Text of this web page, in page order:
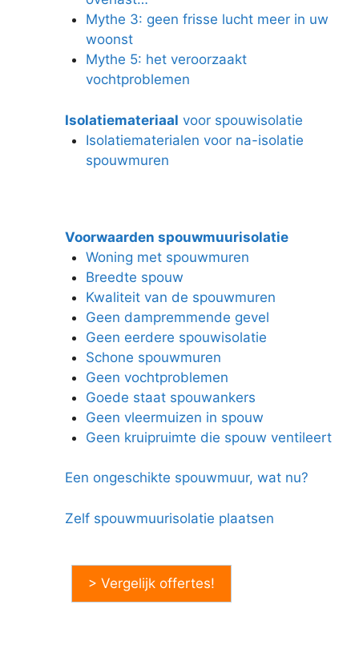
Mythe 3: geen frisse lucht meer in uw
woonst
Mythe 5: het veroorzaakt
vochtproblemen
Isolatiemateriaal voor spouwisolatie
Isolatiematerialen voor na-isolatie
spouwmuren
Voorwaarden spouwmuurisolatie
Woning met spouwmuren
Breedte spouw
Kwaliteit van de spouwmuren
Geen dampremmende gevel
Geen eerdere spouwisolatie
Schone spouwmuren
Geen vochtproblemen
Goede staat spouwankers
Geen vleermuizen in spouw
Geen kruipruimte die spouw ventileert
Een ongeschikte spouwmuur, wat nu?
Zelf spouwmuurisolatie plaatsen
> Vergelijk offertes!